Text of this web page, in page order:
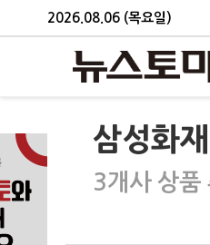
2026.08.06 (목요일)
삼성화
3개사 상품